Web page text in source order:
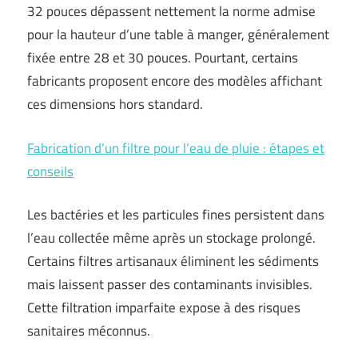
32 pouces dépassent nettement la norme admise
pour la hauteur d’une table à manger, généralement
fixée entre 28 et 30 pouces. Pourtant, certains
fabricants proposent encore des modèles affichant
ces dimensions hors standard.
Fabrication d’un filtre pour l’eau de pluie : étapes et
conseils
Les bactéries et les particules fines persistent dans
l’eau collectée même après un stockage prolongé.
Certains filtres artisanaux éliminent les sédiments
mais laissent passer des contaminants invisibles.
Cette filtration imparfaite expose à des risques
sanitaires méconnus.